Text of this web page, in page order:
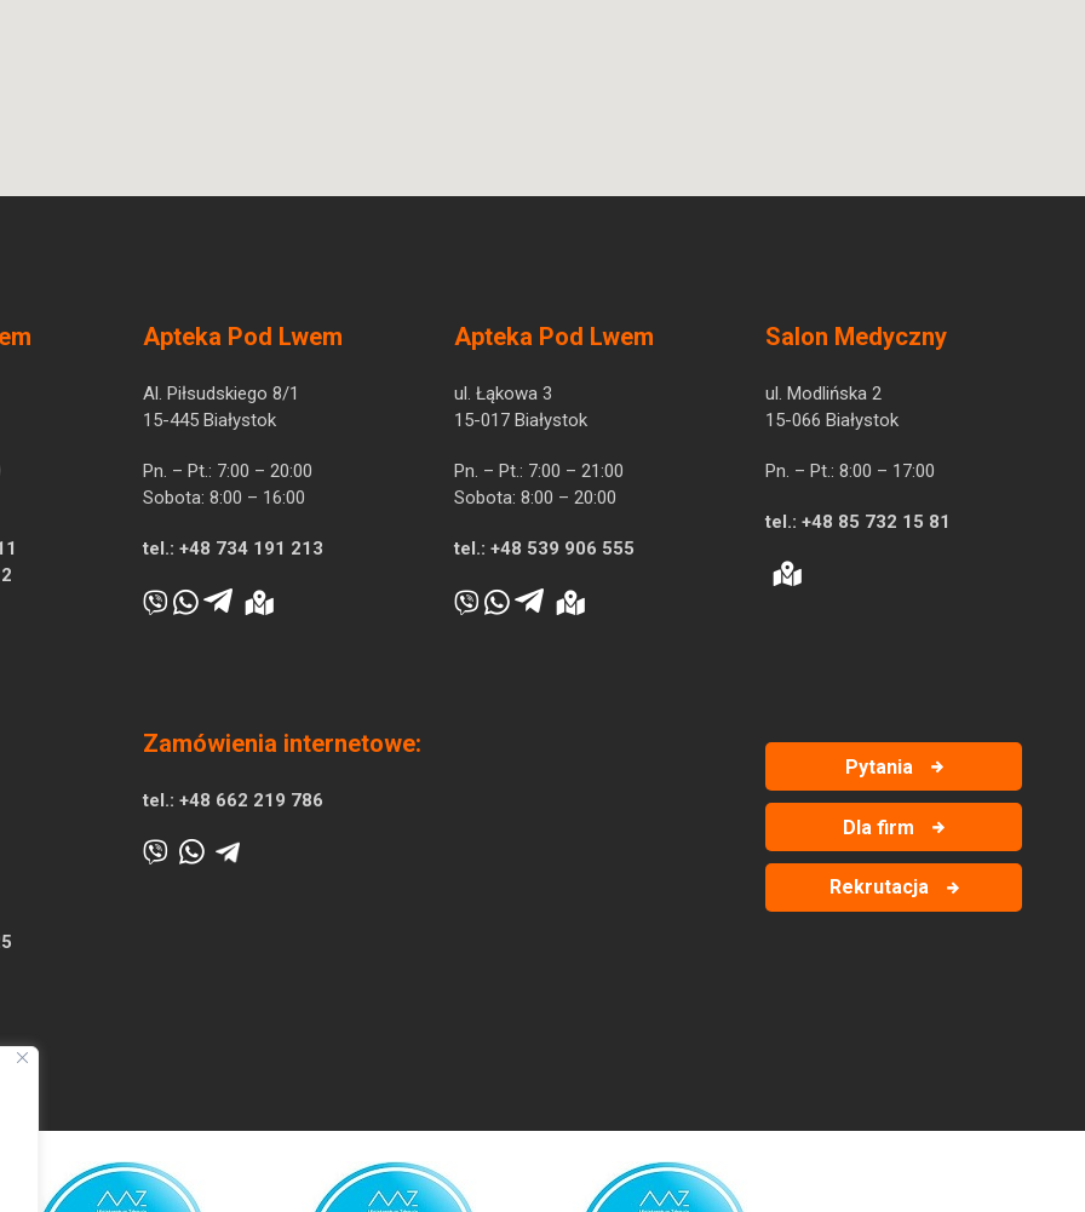
Apteka Pod Lwem
Al. Piłsudskiego 8/1
15-445 Białystok
Pn. – Pt.: 7:00 – 20:00
Sobota: 8:00 – 16:00
tel.: +48 734 191 213
Apteka Pod Lwem
ul. Łąkowa 3
15-017 Białystok
Pn. – Pt.: 7:00 – 21:00
Sobota: 8:00 – 20:00
tel.: +48 539 906 555
Salon Medyczny
ul. Modlińska 2
15-066 Białystok
Pn. – Pt.: 8:00 – 17:00
tel.: +48 85 732 15 81
Zamówienia internetowe:
tel.: +48 662 219 786
Pytania
Dla firm
Rekrutacja